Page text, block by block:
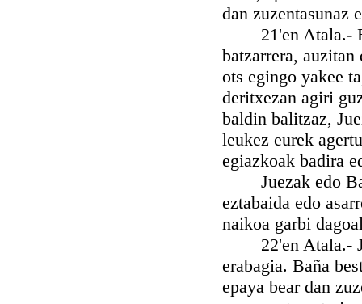
dan zuzentasunaz
21'en Atala.-
batzarrera,
ots egingo yakee
deritxezan agiri
baldin balitzaz,
leukez eurek
egiazkoak badira
Juezak edo
eztabaida edo
naikoa garbi
22'en Atala.-
erabagia. Baña
epaya bear dan